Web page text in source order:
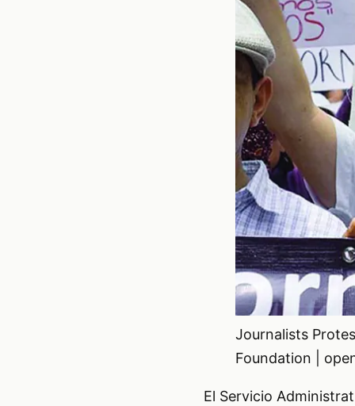
Journalists
Foundation |
El Servicio